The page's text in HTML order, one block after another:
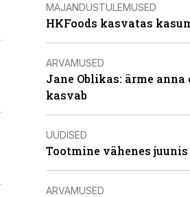
MAJANDUSTULEMUSED
HKFoods kasvatas
ARVAMUSED
Jane Oblikas: ärme
kasvab
UUDISED
Tootmine vähenes
ARVAMUSED